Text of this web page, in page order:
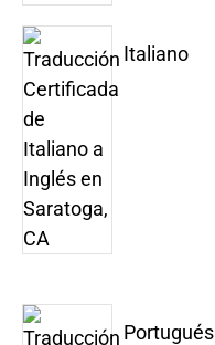
Italiano
Portugués